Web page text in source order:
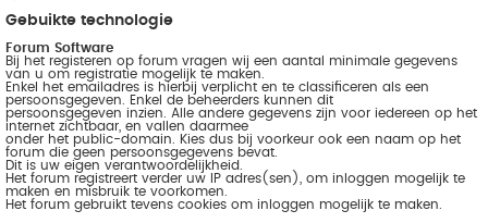
Gebuikte technologie
Forum Software
Bij het registeren op forum vragen wij een aantal minimale gegevens
van u om registratie mogelijk te maken.
Enkel het emailadres is hierbij verplicht en te classificeren als een
persoonsgegeven. Enkel de beheerders kunnen dit
persoonsgegeven inzien. Alle andere gegevens zijn voor iedereen op het
internet zichtbaar, en vallen daarmee
onder het public-domain. Kies dus bij voorkeur ook een naam op het
forum die geen persoonsgegevens bevat.
Dit is uw eigen verantwoordelijkheid.
Het forum registreert verder uw IP adres(sen), om inloggen mogelijk te
maken en misbruik te voorkomen.
Het forum gebruikt tevens cookies om inloggen mogelijk te maken.